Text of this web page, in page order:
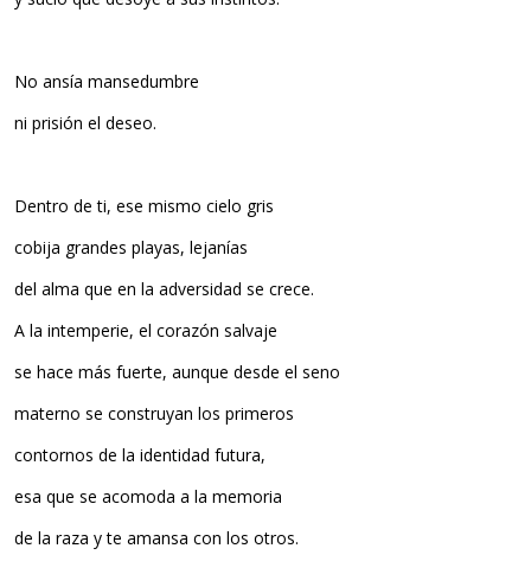
No ansía mansedumbre
ni prisión el deseo.
Dentro de ti, ese mismo cielo gris
cobija grandes playas, lejanías
del alma que en la adversidad se crece.
A la intemperie, el corazón salvaje
se hace más fuerte, aunque desde el seno
materno se construyan los primeros
contornos de la identidad futura,
esa que se acomoda a la memoria
de la raza y te amansa con los otros.